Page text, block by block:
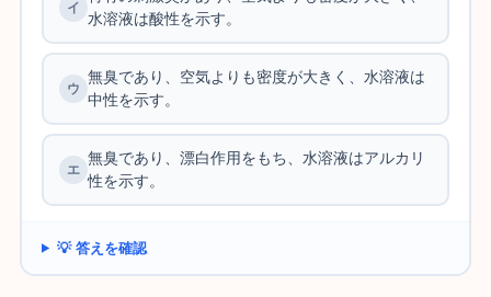
水溶液は酸性を示す。
無臭であり、空気よりも密度が大きく、水溶液は
中性を示す。
無臭であり、漂白作用をもち、水溶液はアルカリ
性を示す。
💡 答えを確認